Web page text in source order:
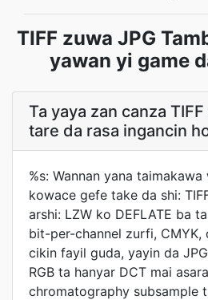
TIFF zuwa JPG
yawan yi game
Ta yaya zan canza
tare da rasa ingancin
%s: Wannan yana
kowace gefe take da shi:
arshi: LZW ko DEFLATE ba
bit-per-channel zurfi, CMYK,
cikin fayil guda, yayin da
RGB ta hanyar DCT mai
chromatography subsample